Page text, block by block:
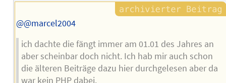
@@marcel2004
ich dachte die fängt immer am 01.01 des Jahres an
aber scheinbar doch nicht. Ich hab mir auch schon
die älteren Beiträge dazu hier durchgelesen aber da
war kein PHP dabei.